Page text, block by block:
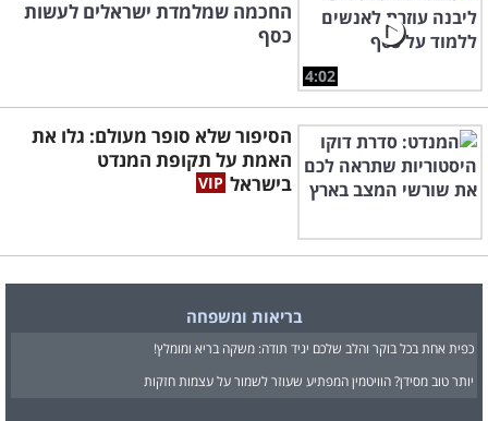
4:02
החכמה שמלמדת ישראלים לעשות
כסף
הסיפור שלא סופר מעולם: גלו את
האמת על תקופת המנדט
בישראל
בריאות ומשפחה
כפית אחת בכל בוקר והלב שלכם יגיד תודה: משקה בריא ומומלץ!
יותר טוב מסידן? הוויטמין המפתיע שעוזר לשמור על עצמות חזקות